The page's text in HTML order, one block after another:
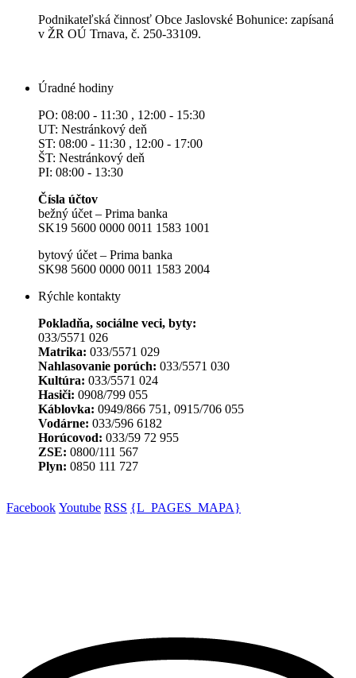
Podnikateľská činnosť Obce Jaslovské Bohunice: zapísaná
v ŽR OÚ Trnava, č. 250-33109.
Úradné hodiny
PO: 08:00 - 11:30 , 12:00 - 15:30
UT: Nestránkový deň
ST: 08:00 - 11:30 , 12:00 - 17:00
ŠT: Nestránkový deň
PI: 08:00 - 13:30
Čísla účtov
bežný účet – Prima banka
SK19 5600 0000 0011 1583 1001
bytový účet – Prima banka
SK98 5600 0000 0011 1583 2004
Rýchle kontakty
Pokladňa, sociálne veci, byty:
033/5571 026
Matrika: 033/5571 029
Nahlasovanie porúch: 033/5571 030
Kultúra: 033/5571 024
Hasiči: 0908/799 055
Káblovka: 0949/866 751, 0915/706 055
Vodárne: 033/596 6182
Horúcovod: 033/59 72 955
ZSE: 0800/111 567
Plyn: 0850 111 727
Facebook Youtube RSS {L_PAGES_MAPA}